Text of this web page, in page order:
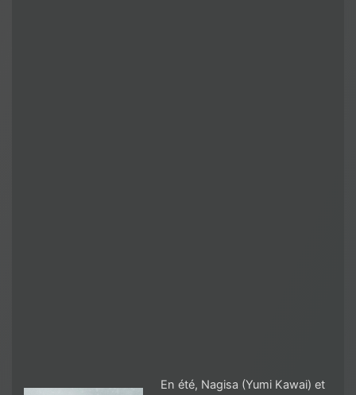
En été, Nagisa (Yumi Kawai) et